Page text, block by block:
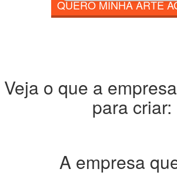
QUERO MINHA ARTE
Veja o que a
para criar:
A empresa